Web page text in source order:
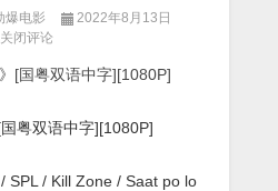
爆电影
2022年8月13日
闭评论
粤双语中字][1080P]
/ Kill Zone / Saat po lo